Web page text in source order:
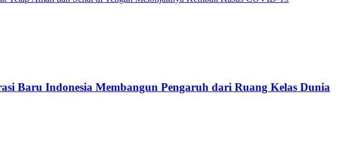
Baru Indonesia Membangun Pengaruh dari Ruang Kelas Dunia